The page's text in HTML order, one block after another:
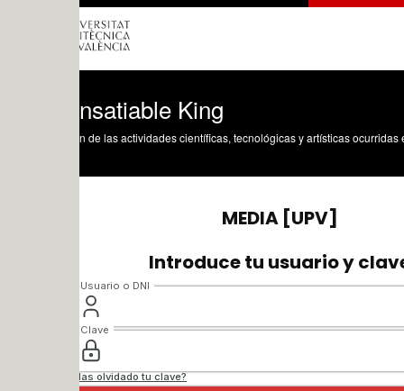
King
de las actividades científicas, tecnológicas y artísticas ocurridas en los tres